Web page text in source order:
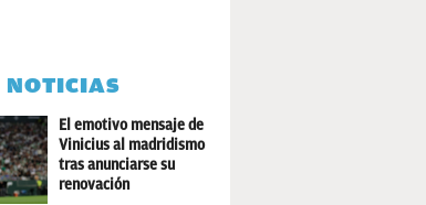
El emotivo mensaje de
Vinicius al madridismo
tras anunciarse su
renovación